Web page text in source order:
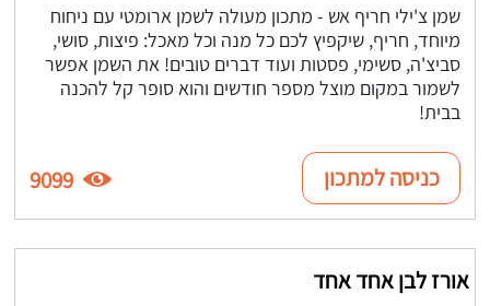
שמן צ'ילי חריף אש - מתכון מעולה לשמן ארומטי עם ניחוח
מיוחד, חריף, שיקפיץ לכם כל מנה וכל מאכל: פיצות, סושי,
סביצ'ה, סשימי, פסטות ועוד דברים טובים! את השמן אפשר
לשמור במקום מוצל מספר חודשים והוא סופר קל להכנה
בבית!
כניסה למתכון 9099
אורז לבן אחד אחד